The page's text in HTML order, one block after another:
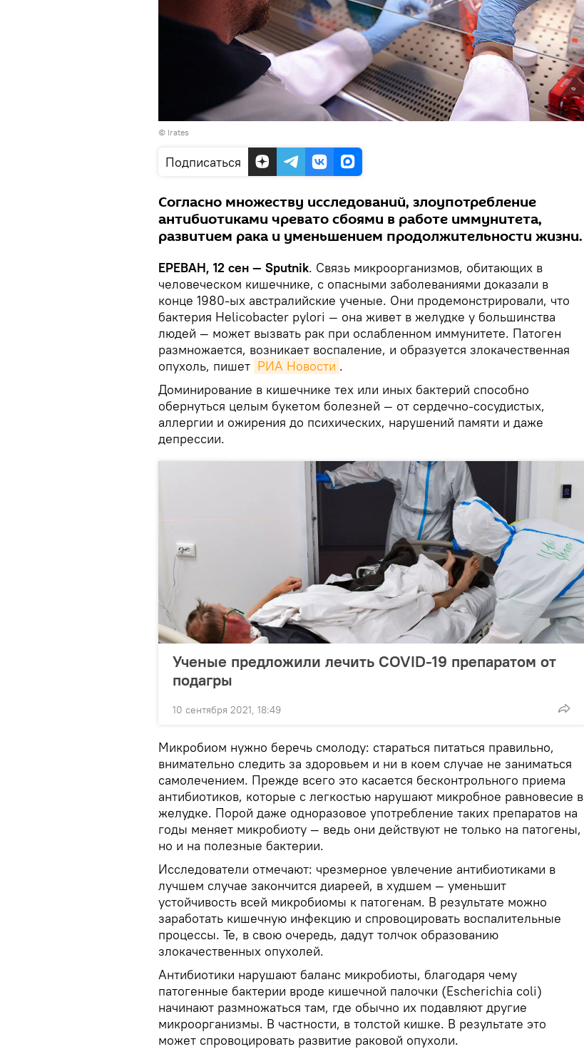
© Irates
Подписаться
Согласно множеству исследований, злоупотребление
антибиотиками чревато сбоями в работе иммунитета,
развитием рака и уменьшением продолжительности жизни.
ЕРЕВАН, 12 сен — Sputnik. Связь микроорганизмов, обитающих в
человеческом кишечнике, с опасными заболеваниями доказали в
конце 1980-ых австралийские ученые. Они продемонстрировали, что
бактерия Helicobacter pylori — она живет в желудке у большинства
людей — может вызвать рак при ослабленном иммунитете. Патоген
размножается, возникает воспаление, и образуется злокачественная
опухоль, пишет РИА Новости .
Доминирование в кишечнике тех или иных бактерий способно
обернуться целым букетом болезней — от сердечно-сосудистых,
аллергии и ожирения до психических, нарушений памяти и даже
депрессии.
Ученые предложили лечить COVID-19 препаратом от
подагры
10 сентября 2021, 18:49
Микробиом нужно беречь смолоду: стараться питаться правильно,
внимательно следить за здоровьем и ни в коем случае не заниматься
самолечением. Прежде всего это касается бесконтрольного приема
антибиотиков, которые с легкостью нарушают микробное равновесие в
желудке. Порой даже одноразовое употребление таких препаратов на
годы меняет микробиоту — ведь они действуют не только на патогены,
но и на полезные бактерии.
Исследователи отмечают: чрезмерное увлечение антибиотиками в
лучшем случае закончится диареей, в худшем — уменьшит
устойчивость всей микробиомы к патогенам. В результате можно
заработать кишечную инфекцию и спровоцировать воспалительные
процессы. Те, в свою очередь, дадут толчок образованию
злокачественных опухолей.
Антибиотики нарушают баланс микробиоты, благодаря чему
патогенные бактерии вроде кишечной палочки (Escherichia coli)
начинают размножаться там, где обычно их подавляют другие
микроорганизмы. В частности, в толстой кишке. В результате это
может спровоцировать развитие раковой опухоли.